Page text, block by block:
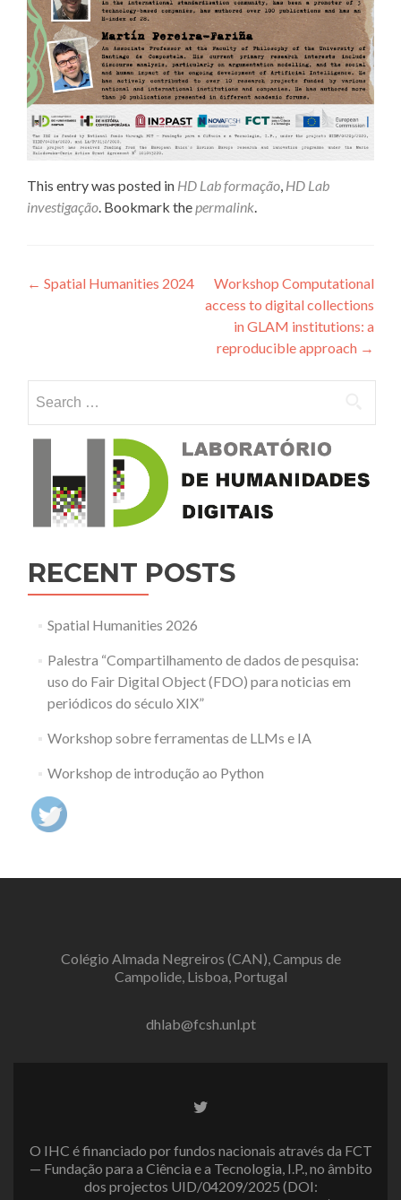
This entry was posted in HD Lab formação HD Lab
investigação . Bookmark the permalink
Post navigation
← Spatial Humanities 2024
Workshop Computational
access to digital collections
in GLAM institutions: a
reproducible approach →
RECENT POSTS
Spatial Humanities 2026
Palestra “Compartilhamento de dados de pesquisa:
uso do Fair Digital Object (FDO) para noticias em
periódicos do século XIX”
Workshop sobre ferramentas de LLMs e IA
Workshop de introdução ao Python
Colégio Almada Negreiros (CAN), Campus de
Campolide, Lisboa, Portugal
dhlab@fcsh.unl.pt
Twitter
O IHC é financiado por fundos nacionais através da FCT
— Fundação para a Ciência e a Tecnologia, I.P., no âmbito
dos projectos UID/04209/2025 (DOI: